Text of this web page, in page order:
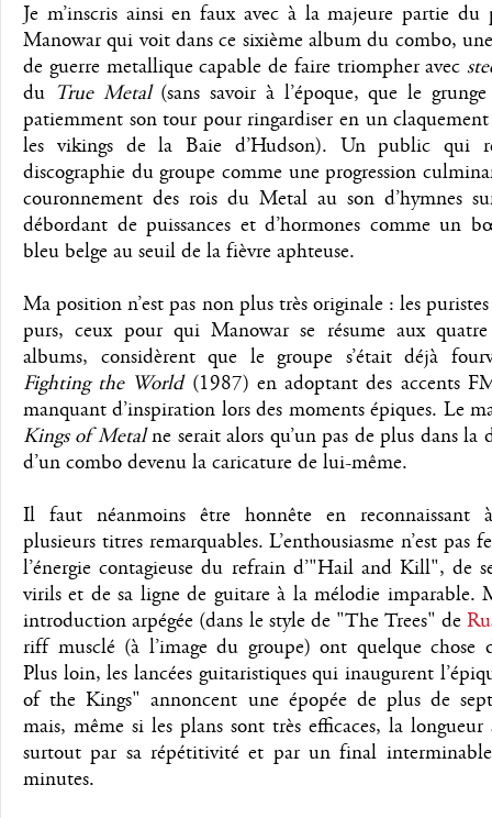
Je m’inscris ainsi en faux avec à la majeure partie
Manowar qui voit dans ce sixième album du combo,
de guerre metallique capable de faire triompher avec
du True Metal (sans savoir à l’époque, que le
patiemment son tour pour ringardiser en un
les vikings de la Baie d’Hudson). Un public qui
discographie du groupe comme une progression
couronnement des rois du Metal au son d’hymnes
débordant de puissances et d’hormones comme un
bleu belge au seuil de la fièvre aphteuse.
Ma position n’est pas non plus très originale : les
purs, ceux pour qui Manowar se résume aux quatre
albums, considèrent que le groupe s’était déjà
Fighting the World (1987) en adoptant des accents
manquant d’inspiration lors des moments épiques. Le
Kings of Metalne serait alors qu’un pas de plus dans la
d’un combo devenu la caricature de lui-même.
Il faut néanmoins être honnête en reconnaissant
plusieurs titres remarquables. L’enthousiasme n’est pas
l’énergie contagieuse du refrain d’"Hail and Kill", de
virils et de sa ligne de guitare à la mélodie imparable.
introduction arpégée (dans le style de "The Trees" de
riff musclé (à l’image du groupe) ont quelque chose
Plus loin, les lancées guitaristiques qui inaugurent
of the Kings" annoncent une épopée de plus de
mais, même si les plans sont très efficaces, la longueur
surtout par sa répétitivité et par un final
minutes.